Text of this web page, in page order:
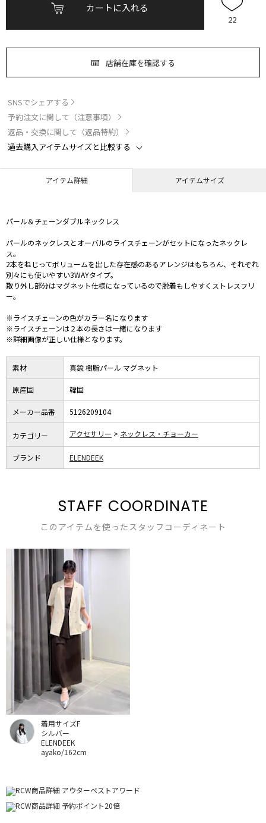
カートに入れる
22
店舗在庫を確認する
SNSでシェアする
予約注文に関して（注意事項）
返品・交換に関して（返品特約）
過去購入アイテムサイズと比較する
アイテム詳細 アイテムサイズ
パール＆チェーンダブルネックレス
パールのネックレスとオーバルのライスチェーンがセットになったネックレ
ス。
2本をねじってボリュームを出した存在感のあるアレンジはもちろん、それぞれ
別々にも使いやすい3WAYタイプ。
取り外し部分はマグネット仕様になっているので脱着もしやすくストレスフリ
ー。
※ライスチェーンの色がカラー名になります
※ライスチェーンは２本の長さは一緒になります
※詳細画像が正しい仕様となります。
素材 真鍮 樹脂パール マグネット
原産国 韓国
メーカー品番 5126209104
カテゴリー アクセサリー ネックレス・チョーカー
ブランド ELENDEEK
STAFF COORDINATE
このアイテムを使ったスタッフコーディネート
着用サイズF
シルバー
ELENDEEK
ayako/162cm